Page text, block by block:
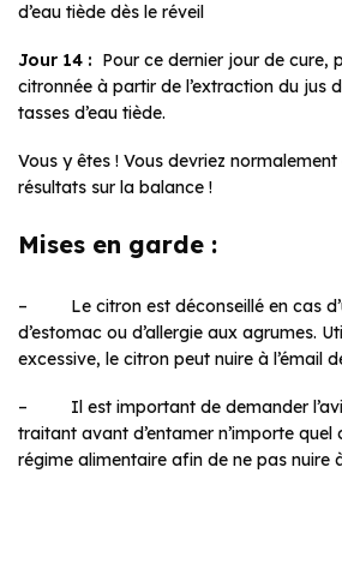
d’eau tiède dès le réveil
Jour 14 : Pour ce dernier jour de cure,
citronnée à partir de l’extraction du jus
tasses d’eau tiède.
Vous y êtes ! Vous devriez
résultats sur la balance !
Mises en garde :
– Le citron est déconseillé en cas
d’estomac ou d’allergie aux agrumes.
excessive, le citron peut nuire à l’émail
– Il est important de demander
traitant avant d’entamer n’importe quel
régime alimentaire afin de ne pas nuire